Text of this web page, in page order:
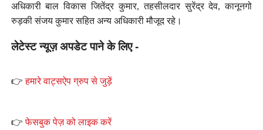
अधिकारी बाल विकास जितेंद्र कुमार, तहसीलदार सुरेंद्र देव, कानूनगो
रुड़की संजय कुमार सहित अन्य अधिकारी मौजूद रहे।
लेटेस्ट न्यूज़ अपडेट पाने के लिए -
👉हमारे वाट्सऐप ग्रुप से जुड़ें
👉फेसबुक पेज़ को लाइक करें